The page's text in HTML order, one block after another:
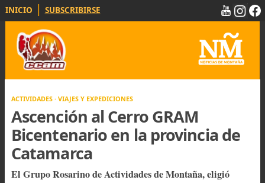
INICIO | SUBSCRIBIRSE
ACTIVIDADES · VIAJES Y EXPEDICIONES
Ascención al Cerro GRAM
Bicentenario en la provincia
Catamarca